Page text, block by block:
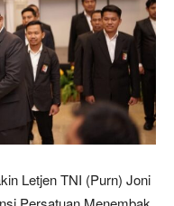
Letjen TNI (Purn) Joni